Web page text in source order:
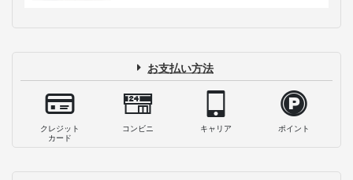
お支払い方法
クレジット
カード
コンビニ キャリア ポイント